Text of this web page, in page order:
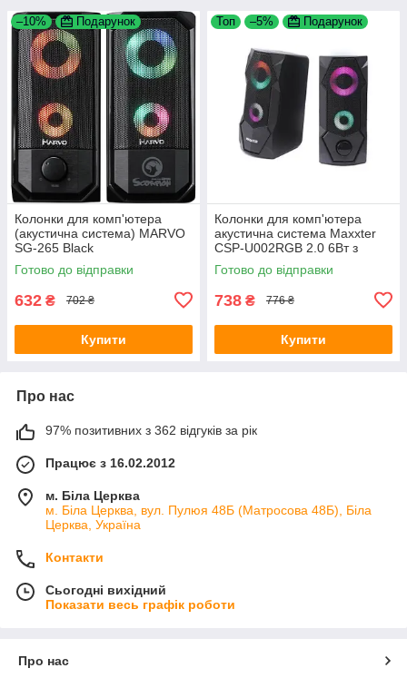
–10% Подарунок
Колонки для комп'ютера
(акустична система) MARVO
SG-265 Black
Готово до відправки
632 ₴ 702 ₴
Купити
Топ –5% Подарунок
Колонки для комп'ютера
акустична система Maxxter
CSP-U002RGB 2.0 6Bт з
підсвічуванням Black
Готово до відправки
738 ₴ 776 ₴
Купити
Про нас
97% позитивних з 362 відгуків за рік
Працює з 16.02.2012
м. Біла Церква
м. Біла Церква, вул. Пулюя 48Б (Матросова 48Б), Біла
Церква, Україна
Контакти
Сьогодні вихідний
Показати весь графік роботи
Про нас